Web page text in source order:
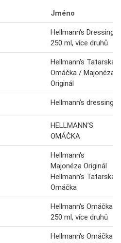
Jméno
Hellmann's Dressing,
250 ml, více druhů
Hellmann's Tatarská
Omáčka / Majonéza
Originál
Hellmann’s dressing
HELLMANN’S
OMÁČKA
Hellmann's
Majonéza Originál
Hellmann's Tatarská
Omáčka
Hellmann's Omáčka,
250 ml, více druhů
Hellmann's Omáčka,